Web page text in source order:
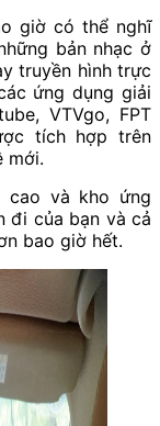
giờ có thể nghĩ
bản nhạc ở
truyền hình trực
ứng dụng giải
VTVgo, FPT
tích hợp trên
mới.
cao và kho ứng
đi của bạn và cả
bao giờ hết.